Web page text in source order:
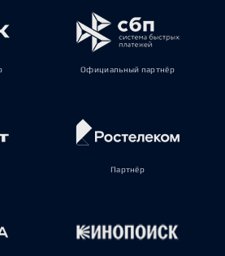
Официальный партнёр
Партнёр